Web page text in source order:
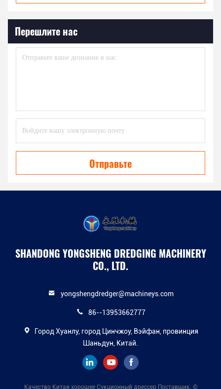
Перешлите нас
Отправьте
SHANDONG YONGSHENG DREDGING MACHINERY
CO., LTD.
yongshengdredger@machineys.com
86--13953662777
Город Хуанлу, город Цинчжоу, Вэйфан, провинция
Шаньдун, Китай.
Качество Китая хорошее Сукционный дрессер Поставщик. ©